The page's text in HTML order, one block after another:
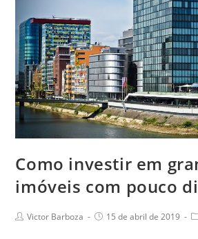
Como investir em
imóveis com pouco
Victor Barboza 15 de abril de 2019